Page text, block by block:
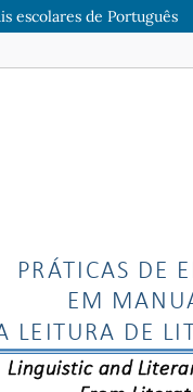
escolares de Português